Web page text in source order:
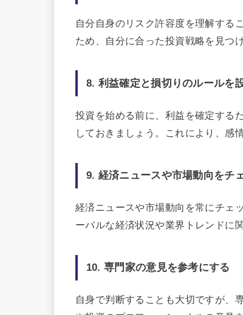
自分自身のリスク許容度を理解する
ため、自分に合った投資戦略を見つ
8. 利益確定と損切りのルールを
投資を始める前に、利益を確定する
しておきましょう。これにより、感
9. 経済ニュースや市場動向をチ
経済ニュースや市場動向を常にチェ
ーバルな経済状況や業界トレンドに
10. 専門家の意見を参考にする
自身で判断することも大切ですが、